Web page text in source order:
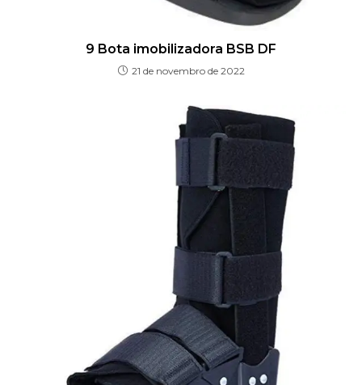
9 Bota imobilizadora BSB DF
21 de novembro de 2022